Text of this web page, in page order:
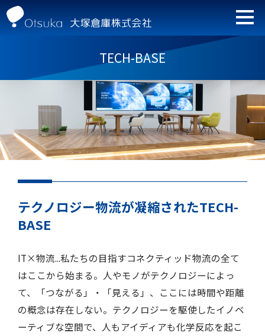
TECH-BASE
テクノロジー物流が凝縮されたTECH-
BASE
IT×物流...私たちの目指すコネクティッド物流の全て
はここから始まる。人やモノがテクノロジーによっ
て、「つながる」・「見える」、ここには時間や距離
の概念は存在しない。テクノロジーを駆使したイノベ
ーティブな空間で、人もアイディアも化学反応を起こ